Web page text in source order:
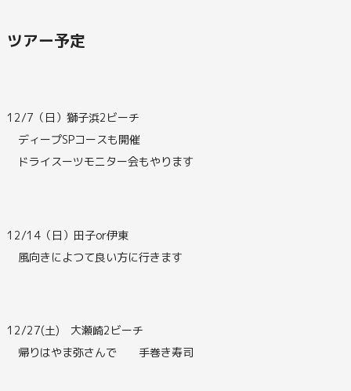
ツアー予定
12/7（日）獅子浜2ビーチ
ディープSPコースも開催
ドライスーツモニター会もやります
12/14（日）田子or伊東
風向きによつて良い方に行きます
12/27(土) 大瀬崎2ビーチ
帰りはやま弥さんで 手巻き寿司